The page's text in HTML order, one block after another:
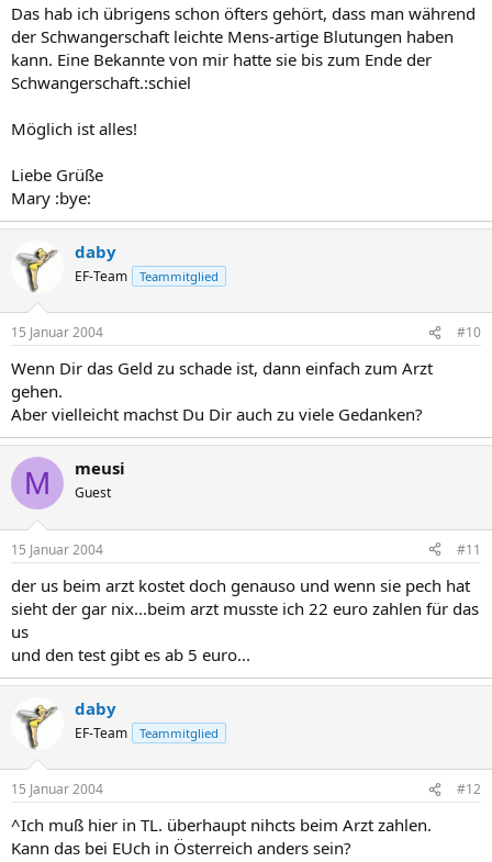
Das hab ich übrigens schon öfters gehört, dass man während
der Schwangerschaft leichte Mens-artige Blutungen haben
kann. Eine Bekannte von mir hatte sie bis zum Ende der
Schwangerschaft.:schiel
Möglich ist alles!
Liebe Grüße
Mary :bye:
daby
EF-Team Teammitglied
15 Januar 2004 #10
Wenn Dir das Geld zu schade ist, dann einfach zum Arzt
gehen.
Aber vielleicht machst Du Dir auch zu viele Gedanken?
M meusi
Guest
15 Januar 2004 #11
der us beim arzt kostet doch genauso und wenn sie pech hat
sieht der gar nix...beim arzt musste ich 22 euro zahlen für das
us
und den test gibt es ab 5 euro...
daby
EF-Team Teammitglied
15 Januar 2004 #12
^Ich muß hier in TL. überhaupt nihcts beim Arzt zahlen.
Kann das bei EUch in Österreich anders sein?